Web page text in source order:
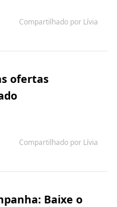
Compartilhado por Lívia
ofertas
Compartilhado por Lívia
Baixe o